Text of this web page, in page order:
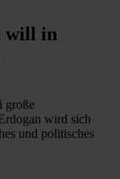
will in
große
wird sich
und politisches